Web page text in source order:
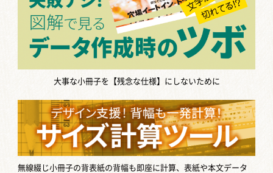
大事な小冊子を【残念な仕様】にしないために
無線綴じ小冊子の背表紙の背幅も即座に計算、表紙や本文データ